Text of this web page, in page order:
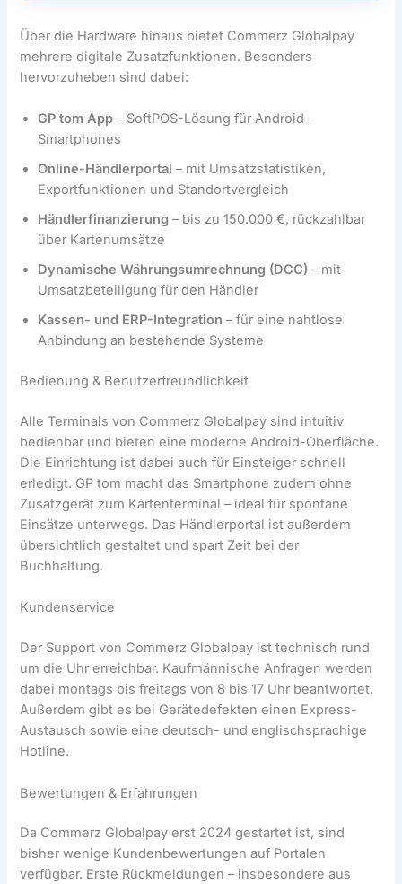
Über die Hardware hinaus bietet Commerz Globalpay
mehrere digitale Zusatzfunktionen. Besonders
hervorzuheben sind dabei:
GP tom App – SoftPOS-Lösung für Android-
Smartphones
Online-Händlerportal – mit Umsatzstatistiken,
Exportfunktionen und Standortvergleich
Händlerfinanzierung – bis zu 150.000 €, rückzahlbar
über Kartenumsätze
Dynamische Währungsumrechnung (DCC) – mit
Umsatzbeteiligung für den Händler
Kassen- und ERP-Integration – für eine nahtlose
Anbindung an bestehende Systeme
Bedienung & Benutzerfreundlichkeit
Alle Terminals von Commerz Globalpay sind intuitiv
bedienbar und bieten eine moderne Android-Oberfläche.
Die Einrichtung ist dabei auch für Einsteiger schnell
erledigt. GP tom macht das Smartphone zudem ohne
Zusatzgerät zum Kartenterminal – ideal für spontane
Einsätze unterwegs. Das Händlerportal ist außerdem
übersichtlich gestaltet und spart Zeit bei der
Buchhaltung.
Kundenservice
Der Support von Commerz Globalpay ist technisch rund
um die Uhr erreichbar. Kaufmännische Anfragen werden
dabei montags bis freitags von 8 bis 17 Uhr beantwortet.
Außerdem gibt es bei Gerätedefekten einen Express-
Austausch sowie eine deutsch- und englischsprachige
Hotline.
Bewertungen & Erfahrungen
Da Commerz Globalpay erst 2024 gestartet ist, sind
bisher wenige Kundenbewertungen auf Portalen
verfügbar. Erste Rückmeldungen – insbesondere aus